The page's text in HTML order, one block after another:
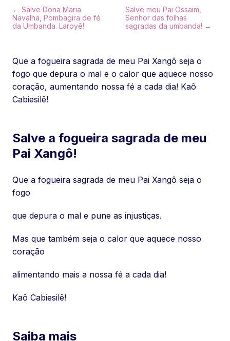
← Salve Dona Maria
Navalha, Pombagira de fé
da Umbanda. Laroyê!
Salve meu Pai Ossaim,
Senhor das folhas
sagradas da umbanda! →
Que a fogueira sagrada de meu Pai Xangô seja o
fogo que depura o mal e o calor que aquece nosso
coração, aumentando nossa fé a cada dia! Kaô
Cabiesilê!
Salve a fogueira sagrada de meu
Pai Xangô!
Que a fogueira sagrada de meu Pai Xangô seja o
fogo
que depura o mal e pune as injustiças.
Mas que também seja o calor que aquece nosso
coração
alimentando mais a nossa fé a cada dia!
Kaô Cabiesilê!
Saiba mais